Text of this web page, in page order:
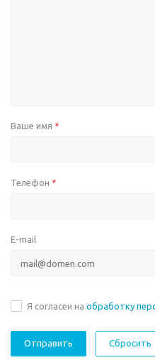
Ваше имя *
Телефон *
E-mail
Я согласен на обработку
Сбросить